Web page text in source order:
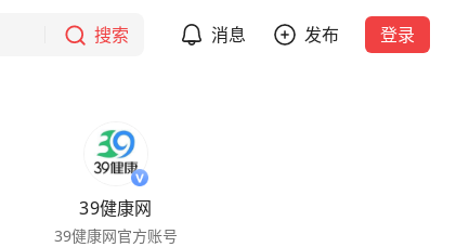
搜索 消息 发布 登录
39健康网
39健康网官方账号